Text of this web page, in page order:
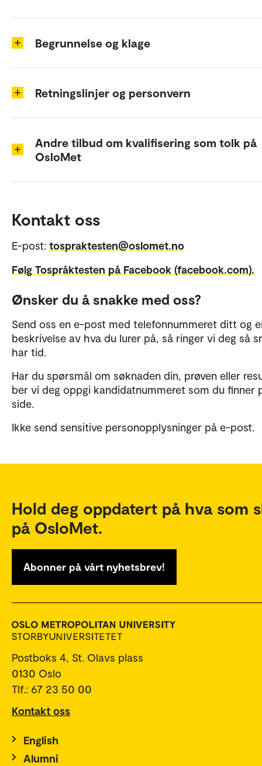
Begrunnelse og klage
Retningslinjer og personvern
Andre tilbud om kvalifisering som tolk på
OsloMet
Kontakt oss
E-post: tospraktesten@oslomet.no
Følg Tospråktesten på Facebook (facebook.com).
Ønsker du å snakke med oss?
Send oss en e-post med telefonnummeret ditt og
beskrivelse av hva du lurer på, så ringer vi deg så
har tid.
Har du spørsmål om søknaden din, prøven eller
ber vi deg oppgi kandidatnummeret som du finner
side.
Ikke send sensitive personopplysninger på e-post.
Hold deg oppdatert på hva som
på OsloMet.
Abonner på vårt nyhetsbrev!
Postboks 4, St. Olavs plass
0130 Oslo
Tlf.: 67 23 50 00
Kontakt oss
English
Alumni